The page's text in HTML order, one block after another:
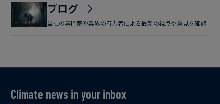
ブログ
当社の専門家や業界の有力者による最新の視点や意見を確認
Climate news in your inbox